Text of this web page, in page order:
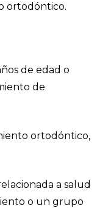
ortodóntico.
de edad o
de
ortodóntico,
a salud
o un grupo